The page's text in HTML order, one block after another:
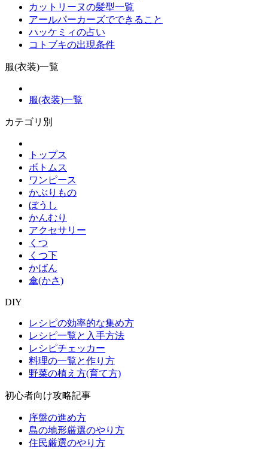
カットリーヌの髪型一覧
アールパーカーズでできること
ハッケミィの占い
コトブキの出現条件
服(衣装)一覧
服(衣装)一覧
カテゴリ別
トップス
ボトムス
ワンピース
かぶりもの
ぼうし
かんむり
アクセサリー
くつ
くつ下
かばん
傘(かさ)
DIY
レシピの効率的な集め方
レシピ一覧と入手方法
レシピチェッカー
料理の一覧と作り方
野菜の植え方(育て方)
初心者向け攻略記事
序盤の進め方
島の地形厳選のやり方
住民厳選のやり方